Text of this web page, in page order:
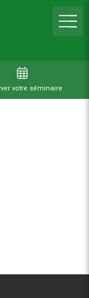
votre séminaire